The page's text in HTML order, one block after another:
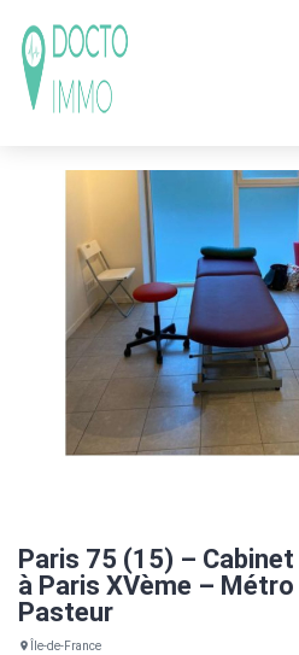
Paris 75 (15) –
à Paris XVème –
Pasteur
Île-de-France